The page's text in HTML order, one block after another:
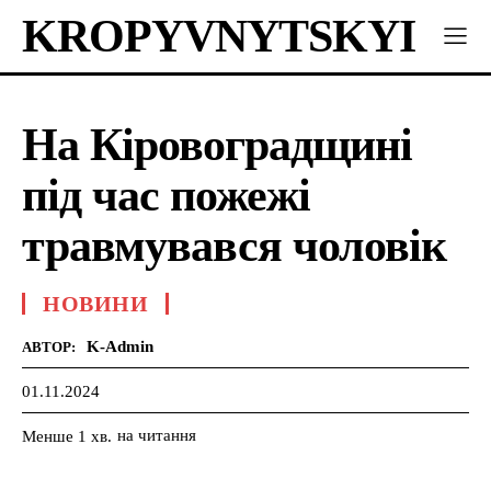
KROPYVNYTSKYI
На Кіровоградщині
під час пожежі
травмувався чоловік
НОВИНИ
АВТОР: K-Admin
01.11.2024
Менше 1 хв. на читання